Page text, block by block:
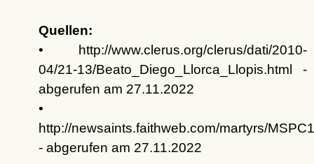
Quellen:
• http://www.clerus.org/clerus/dati/2010-
04/21-13/Beato_Diego_Llorca_Llopis.html -
abgerufen am 27.11.2022
•
http://newsaints.faithweb.com/martyrs/
- abgerufen am 27.11.2022